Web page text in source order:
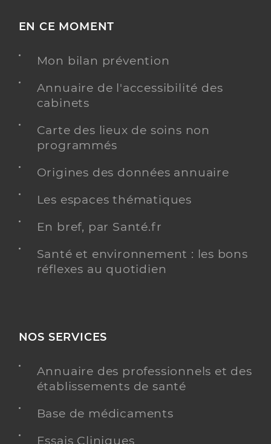
EN CE MOMENT
Mon bilan prévention
Annuaire de l'accessibilité des
cabinets
Carte des lieux de soins non
programmés
Origines des données annuaire
Les espaces thématiques
En bref, par Santé.fr
Santé et environnement : les bons
réflexes au quotidien
NOS SERVICES
Annuaire des professionnels et des
établissements de santé
Base de médicaments
Essais Cliniques